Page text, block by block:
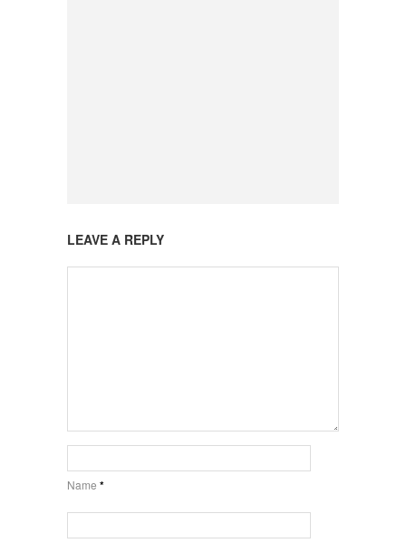
LEAVE A REPLY
Name *